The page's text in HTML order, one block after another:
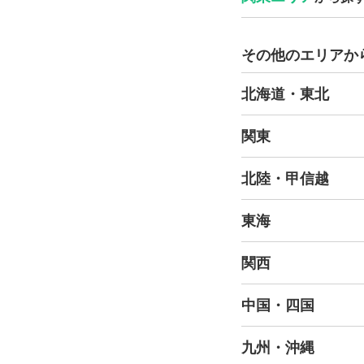
その他のエリアか
北海道・東北
関東
北陸・甲信越
東海
関西
中国・四国
九州・沖縄